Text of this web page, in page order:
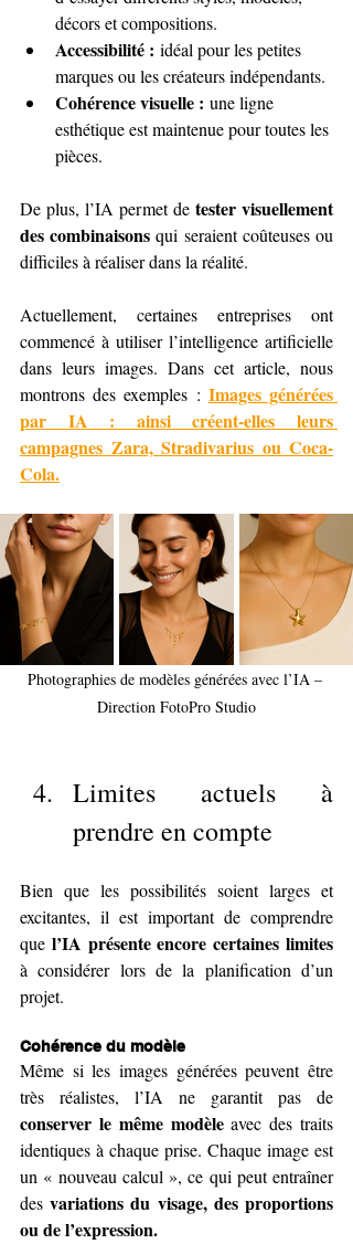
décors et compositions.
Accessibilité : idéal pour les petites
marques ou les créateurs indépendants.
Cohérence visuelle : une ligne
esthétique est maintenue pour toutes les
pièces.
De plus, l’IA permet de tester visuellement
des combinaisons qui seraient coûteuses ou
difficiles à réaliser dans la réalité.
Actuellement, certaines entreprises ont
commencé à utiliser l’intelligence artificielle
dans leurs images. Dans cet article, nous
montrons des exemples : Images générées
par IA : ainsi créent-elles leurs
campagnes Zara, Stradivarius ou Coca-
Cola.
Photographies de modèles générées avec l’IA –
Direction FotoPro Studio
Limites actuels à
prendre en compte
Bien que les possibilités soient larges et
excitantes, il est important de comprendre
que l’IA présente encore certaines limites
à considérer lors de la planification d’un
projet.
Cohérence du modèle
Même si les images générées peuvent être
conserver le même modèle avec des traits
identiques à chaque prise. Chaque image est
un « nouveau calcul », ce qui peut entraîner
des variations du visage, des proportions
ou de l’expression.